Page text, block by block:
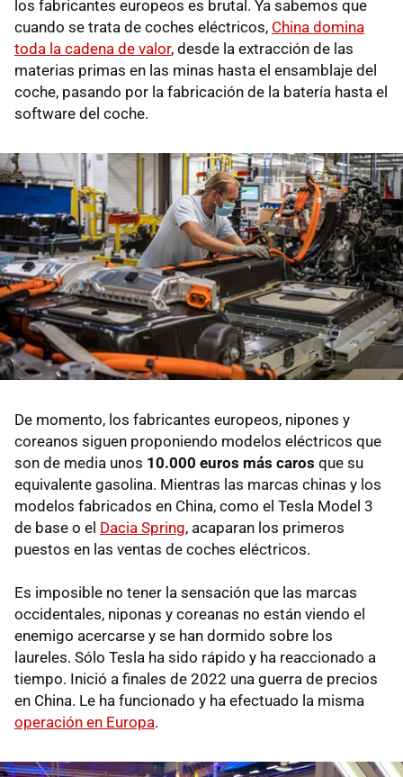
los fabricantes europeos es brutal. Ya sabemos que
cuando se trata de coches eléctricos, China domina
toda la cadena de valor, desde la extracción de las
materias primas en las minas hasta el ensamblaje del
coche, pasando por la fabricación de la batería hasta el
software del coche.
De momento, los fabricantes europeos, nipones y
coreanos siguen proponiendo modelos eléctricos que
son de media unos 10.000 euros más caros que su
equivalente gasolina. Mientras las marcas chinas y los
modelos fabricados en China, como el Tesla Model 3
de base o el Dacia Spring, acaparan los primeros
puestos en las ventas de coches eléctricos.
Es imposible no tener la sensación que las marcas
occidentales, niponas y coreanas no están viendo el
enemigo acercarse y se han dormido sobre los
laureles. Sólo Tesla ha sido rápido y ha reaccionado a
tiempo. Inició a finales de 2022 una guerra de precios
en China. Le ha funcionado y ha efectuado la misma
operación en Europa.